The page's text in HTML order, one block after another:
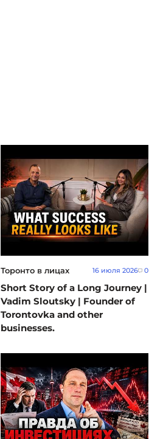
Торонто в лицах 16 июля 2026 0
Short Story of a Long Journey |
Vadim Sloutsky | Founder of
Torontovka and other
businesses.